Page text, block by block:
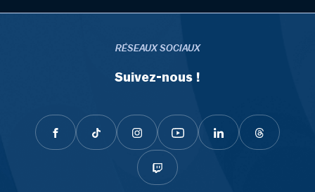
RÉSEAUX SOCIAUX
Suivez-nous !